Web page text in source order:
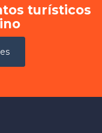
turísticos